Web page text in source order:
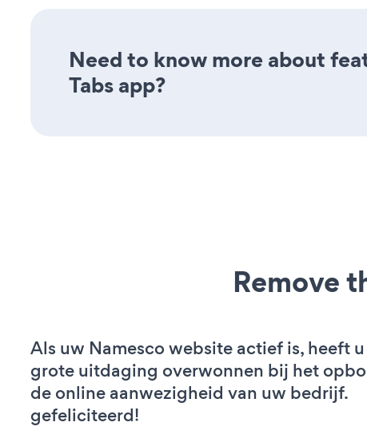
Need to know more about
Tabs app?
Remove
Als uw Namesco website actief is, heeft
grote uitdaging overwonnen bij het
de online aanwezigheid van uw bedrijf.
gefeliciteerd!